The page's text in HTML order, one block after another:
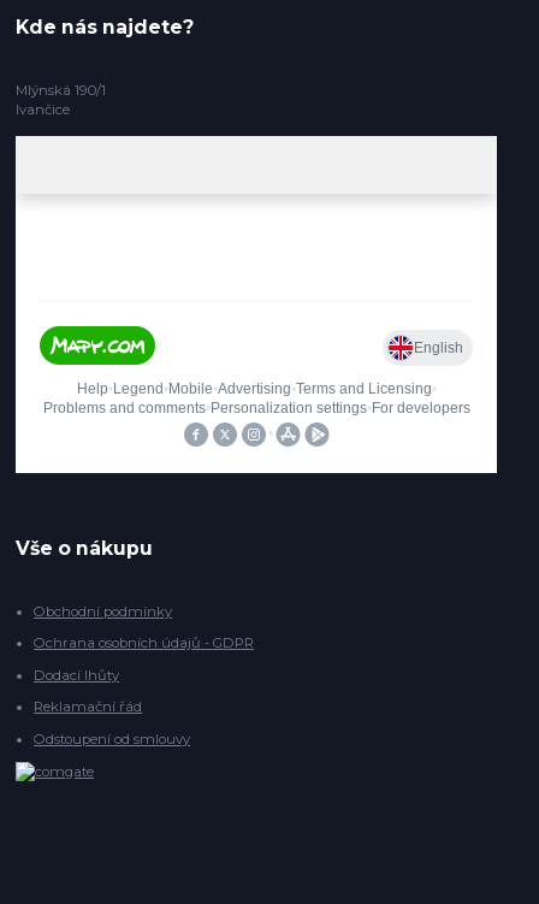
Kde nás najdete?
Mlýnská 190/1
Ivančice
Vše o nákupu
Obchodní podmínky
Ochrana osobních údajů - GDPR
Dodací lhůty
Reklamační řád
Odstoupení od smlouvy